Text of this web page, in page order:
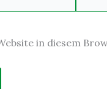
Mail-
in diesem